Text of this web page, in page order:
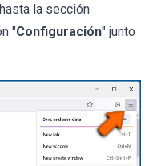
la sección
"Configuración" junto